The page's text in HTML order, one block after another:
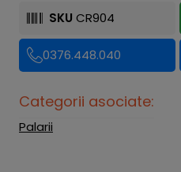
SKU CR904
0376.448.040
Categorii asociate:
Palarii